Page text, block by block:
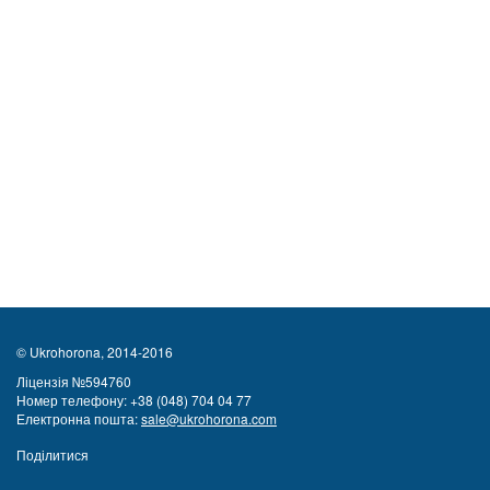
© Ukrohorona, 2014-2016
Ліцензія №594760
Номер телефону:+38 (048) 704 04 77
Електронна пошта:sale@ukrohorona.com
Поділитися